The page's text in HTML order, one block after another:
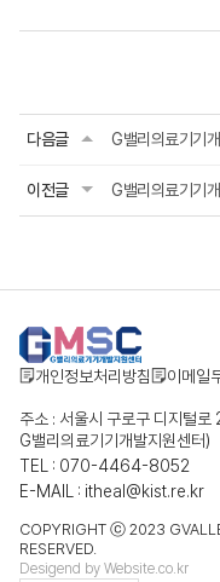
다음글 G밸리의료기기
이전글
개인정보처리방침 이메일
주소 : 서울시 구로구 디지털
G밸리의료기기개발지원센터)
TEL : 070-4464-8052
E-MAIL : itheal@kist.re.kr
COPYRIGHT ⓒ 2023
RESERVED.
Desigend by Website.co.kr